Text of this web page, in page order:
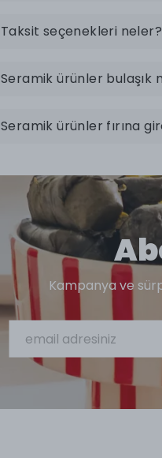
Taksit seçenekleri neler?
Seramik ürünler bulaşık
Seramik ürünler fırına
Kampanya ve